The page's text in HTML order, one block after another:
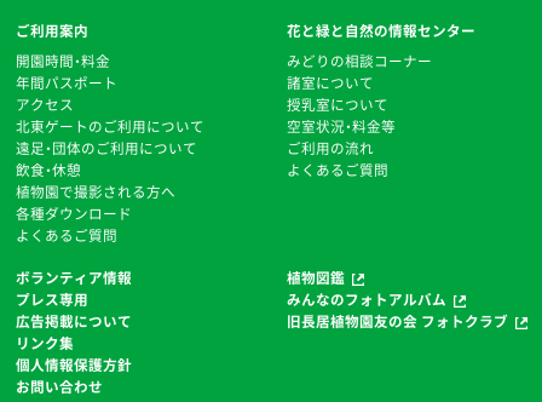
ご利用案内
開園時間・料金
年間パスポート
アクセス
北東ゲートのご利用について
遠足・団体のご利用について
飲食・休憩
植物園で撮影される方へ
各種ダウンロード
よくあるご質問
花と緑と自然の情報センター
みどりの相談コーナー
諸室について
授乳室について
空室状況・料金等
ご利用の流れ
よくあるご質問
ボランティア情報
プレス専用
広告掲載について
リンク集
個人情報保護方針
お問い合わせ
植物図鑑
みんなのフォトアルバム
旧長居植物園友の会 フォトクラブ